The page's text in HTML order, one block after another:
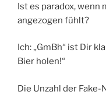
Ist es paradox, wenn
angezogen fühlt?
Ich: „GmBh“ ist Dir
Bier holen!“
Die Unzahl der